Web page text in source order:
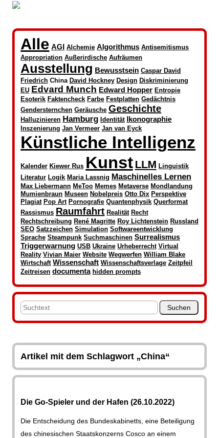
Alle AGI Alchemie Algorithmus Antisemitismus
Appropriation Außerirdische Aufräumen
Ausstellung Bewusstsein Caspar David
Friedrich China David Hockney Design Diskriminierung
EU Edvard Munch Edward Hopper Entropie
Esoterik Faktencheck Farbe Festplatten Gedächtnis
Gendersternchen Geräusche Geschichte
Halluzinieren Hamburg Identität Ikonographie
Inszenierung Jan Vermeer Jan van Eyck
Künstliche Intelligenz
Kalender Kiewer Rus Kunst LLM Linguistik
Literatur Logik Maria Lassnig Maschinelles Lernen
Max Liebermann MeToo Memes Metaverse Mondlandung
Mumienbraun Museen Nobelpreis Otto Dix Perspektive
Plagiat Pop Art Pornografie Quantenphysik Querformat
Rassismus Raumfahrt Realität Recht
Rechtschreibung René Magritte Roy Lichtenstein Russland
SEO Satzzeichen Simulation Softwareentwicklung
Sprache Steampunk Suchmaschinen Surrealismus
Triggerwarnung USB Ukraine Urheberrecht Virtual
Reality Vivian Maier Website Wegwerfen William Blake
Wirtschaft Wissenschaft Wissenschaftsverlage Zeitpfeil
Zeitreisen documenta hidden prompts
Artikel mit dem Schlagwort „China“
Die Go-Spieler und der Hafen (26.10.2022)
Die Entscheidung des Bundeskabinetts, eine Beteiligung
des chinesischen Staatskonzerns Cosco an einem